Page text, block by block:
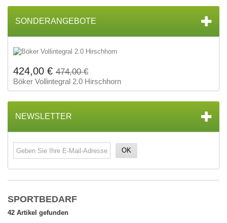
SONDERANGEBOTE
424,00 € 474,00 €
Böker Vollintegral 2.0 Hirschhorn
NEWSLETTER
OK
SPORTBEDARF
42 Artikel gefunden